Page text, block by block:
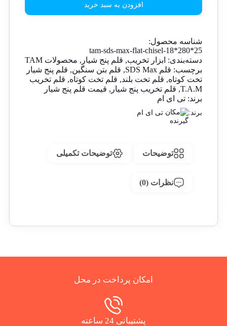
افزودن به سبد خرید
شناسه محصول:
25*280*18-tam-sds-max-flat-chisel
دسته‌بندی: ابزار تخریب, قلم پنج شیار , محصولات TAM
برچسب: قلم SDS Max , قلم بتن سنگین, قلم پنج شیار
تخت کوتاه, قلم تخت بلند, قلم تخت کوتاه, قلم تخریب
T.A.M
, قلم تخریب پنج شیار , قیمت قلم پنج شیار
برند: تی ای ام
برند: تی ای ام
توضیحات توضیحات تکمیلی
نظرات (0)
امکان پرداخت در محل
پشتیبانی 24 ساعته